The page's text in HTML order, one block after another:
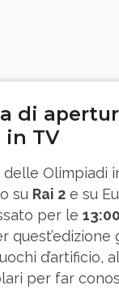
di
in TV
Olimpiadi
su Rai 2 e su
per le 13:00
d’artificio,
per far